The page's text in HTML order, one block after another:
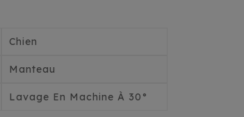
Chien
Manteau
Lavage En Machine À 30°